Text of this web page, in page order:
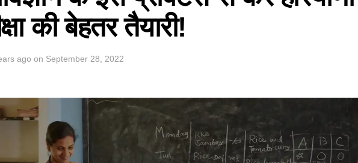
की बेहतर तैयारी!
ago on September 28, 2022